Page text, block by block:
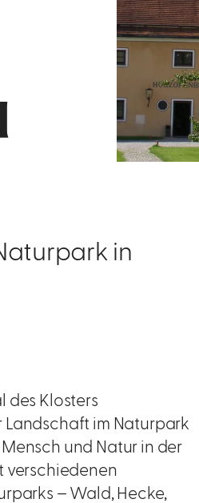
in
des Klosters
im Naturpark
und Natur in der
verschiedenen
– Wald, Hecke,